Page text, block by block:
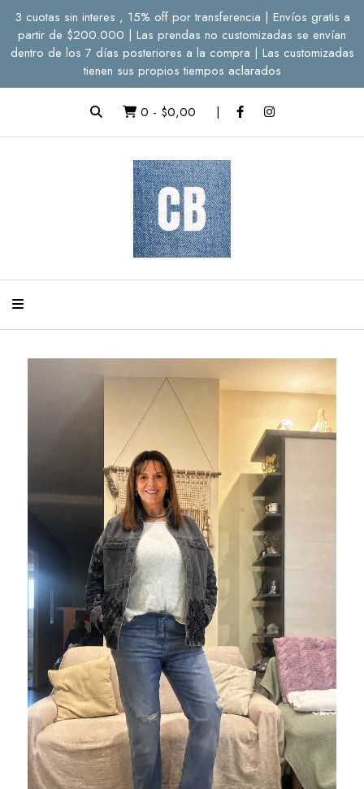
3 cuotas sin interes , 15% off por transferencia | Envíos gratis a
partir de $200.000 | Las prendas no customizadas se envían
dentro de los 7 días posteriores a la compra | Las customizadas
tienen sus propios tiempos aclarados
0 - $0,00